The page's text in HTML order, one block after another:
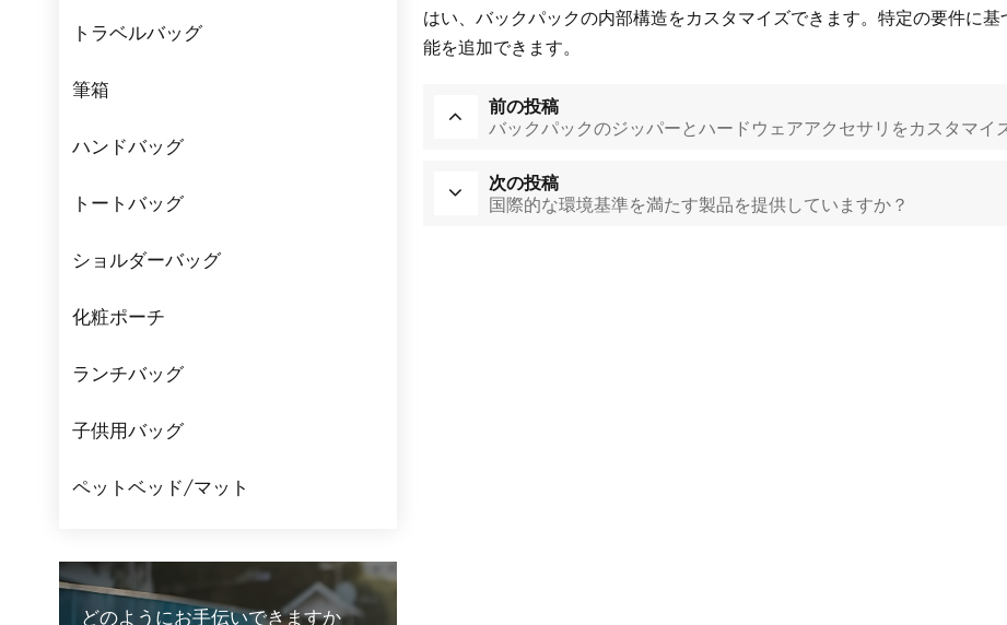
トラベルバッグ
筆箱
ハンドバッグ
トートバッグ
ショルダーバッグ
化粧ポーチ
ランチバッグ
子供用バッグ
ペットベッド/マット
どのようにお手伝いできますか
はい、バックパックの内部構造をカスタマイズできます。特定の要件に
能を追加できます。
前の投稿
バックパックのジッパーとハードウェアアクセサリをカスタマイ
次の投稿
国際的な環境基準を満たす製品を提供していますか？